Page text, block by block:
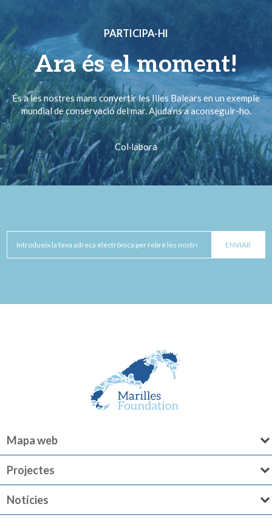
PARTICIPA-HI
Ara és el moment!
És a les nostres mans convertir les Illes Balears en un exemple
mundial de conservació del mar. Ajuda’ns a aconseguir-ho.
Col·labora
Mapa web
Projectes
Notícies